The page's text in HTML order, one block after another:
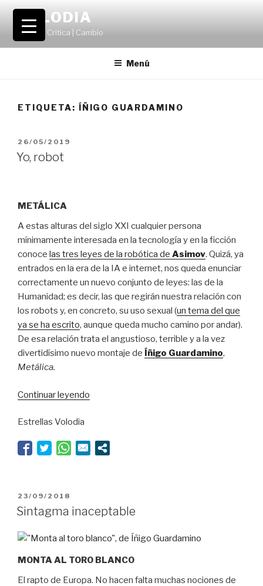
Saltar
contenido
VOLODIA
Teatro | Crítica | Cambio
Menú
ETIQUETA: ÍÑIGO GUARDAMINO
PUBLICADO
EL
26/05/2019
Yo, robot
METÁLICA
A estas alturas del siglo XXI cualquier persona
mínimamente interesada en la tecnología y en la ficción
conoce las tres leyes de la robótica de Asimov. Quizá, ya
entrados en la era de la IA e internet, nos queda enunciar
correctamente un nuevo conjunto de leyes: las de la
Humanidad; es decir, las que regirán nuestra relación con
los robots y, en concreto, su uso sexual (un tema del que
ya se ha escrito, aunque queda mucho camino por andar).
De esa relación trata el angustioso, terrible y a la vez
divertidísimo nuevo montaje de Íñigo Guardamino,
Metálica.
Continuar leyendo
Estrellas Volodia
PUBLICADO
EL
23/09/2018
Sintagma inaceptable
MONTA AL TORO BLANCO
El rapto de Europa. No hacen falta muchas nociones de